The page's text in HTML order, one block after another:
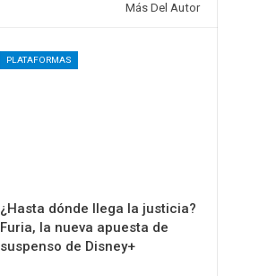
Más Del Autor
PLATAFORMAS
¿Hasta dónde llega la justicia?
Furia, la nueva apuesta de
suspenso de Disney+